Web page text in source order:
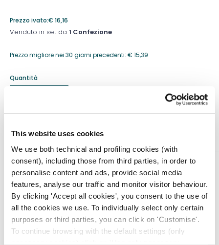
This website uses cookies
We use both technical and profiling cookies (with
consent), including those from third parties, in order to
personalise content and ads, provide social media
features, analyse our traffic and monitor visitor behaviour.
By clicking 'Accept all cookies', you consent to the use of
all the cookies we use. To individually select only certain
purposes or third parties, you can click on 'Customise'.
To continue browsing with the default settings (only
Prezzo ivato:€ 16,16
Venduto in set da 1 Confezione
Prezzo migliore nei 30 giorni precedenti: € 15,39
Quantità
DESCRIZIONE
La cassetta del test rapido dell’antigene SARS-CoV-2 è
un test immunologico qualitativo a flusso laterale per il
rilevamento della proteina N di SARS-CoV-2 in tamponi
orofaringei umani, tamponi nasofaringei o tamponi
nasali. In questo test, l’anticorpo specifico per la